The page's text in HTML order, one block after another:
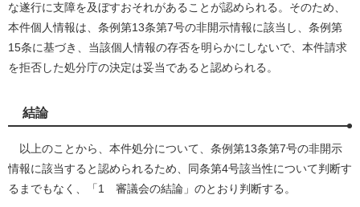
な遂行に支障を及ぼすおそれがあることが認められる。そのため、
本件個人情報は、条例第13条第7号の非開示情報に該当し、条例第
15条に基づき、当該個人情報の存否を明らかにしないで、本件請求
を拒否した処分庁の決定は妥当であると認められる。
結論
以上のことから、本件処分について、条例第13条第7号の非開示
情報に該当すると認められるため、同条第4号該当性について判断す
るまでもなく、「1 審議会の結論」のとおり判断する。